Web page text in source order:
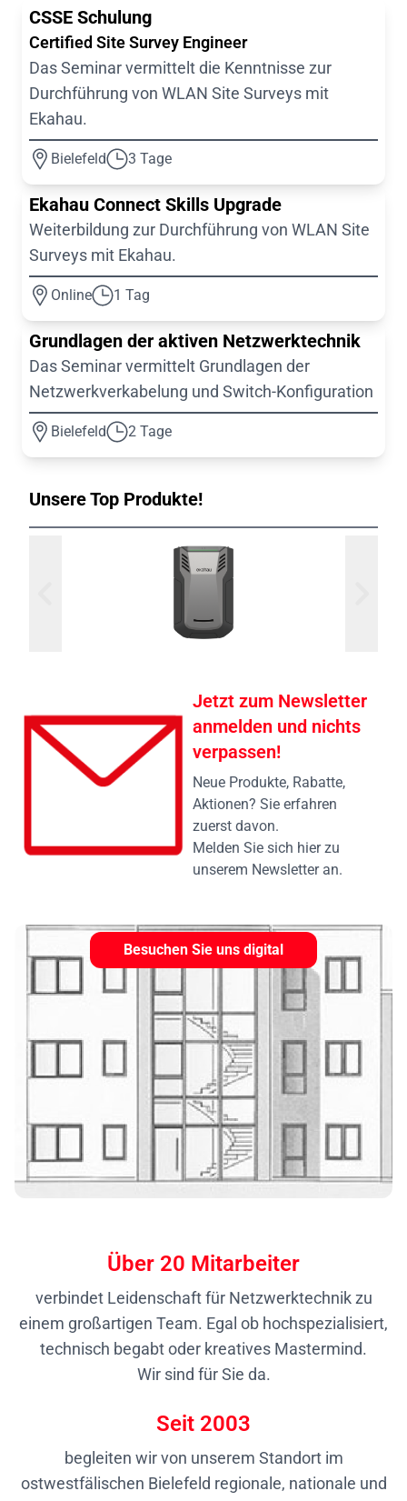
CSSE Schulung
Certified Site Survey Engineer
Das Seminar vermittelt die Kenntnisse zur
Durchführung von WLAN Site Surveys mit
Ekahau.
Bielefeld 3 Tage
Ekahau Connect Skills Upgrade
Weiterbildung zur Durchführung von WLAN Site
Surveys mit Ekahau.
Online 1 Tag
Grundlagen der aktiven Netzwerktechnik
Das Seminar vermittelt Grundlagen der
Netzwerkverkabelung und Switch-Konfiguration
Bielefeld 2 Tage
Unsere Top Produkte!
Jetzt zum Newsletter
anmelden und nichts
verpassen!
Neue Produkte, Rabatte,
Aktionen? Sie erfahren
zuerst davon.
Melden Sie sich hier zu
unserem Newsletter an.
Besuchen Sie uns digital
Über 20 Mitarbeiter
verbindet Leidenschaft für Netzwerktechnik zu
einem großartigen Team. Egal ob hochspezialisiert,
technisch begabt oder kreatives Mastermind.
Wir sind für Sie da.
Seit 2003
begleiten wir von unserem Standort im
ostwestfälischen Bielefeld regionale, nationale und